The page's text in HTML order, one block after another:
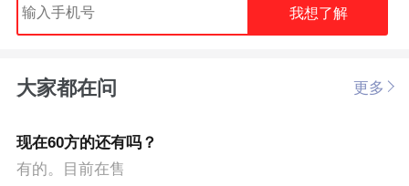
我想了解
大家都在问 更多
现在60方的还有吗？
有的。目前在售